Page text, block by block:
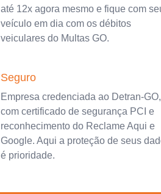
até 12x agora mesmo e fique com
veículo em dia com os débitos
veiculares do Multas GO.
Seguro
Empresa credenciada ao Detran-GO,
com certificado de segurança PCI e
reconhecimento do Reclame Aqui e
Google. Aqui a proteção de seus
é prioridade.